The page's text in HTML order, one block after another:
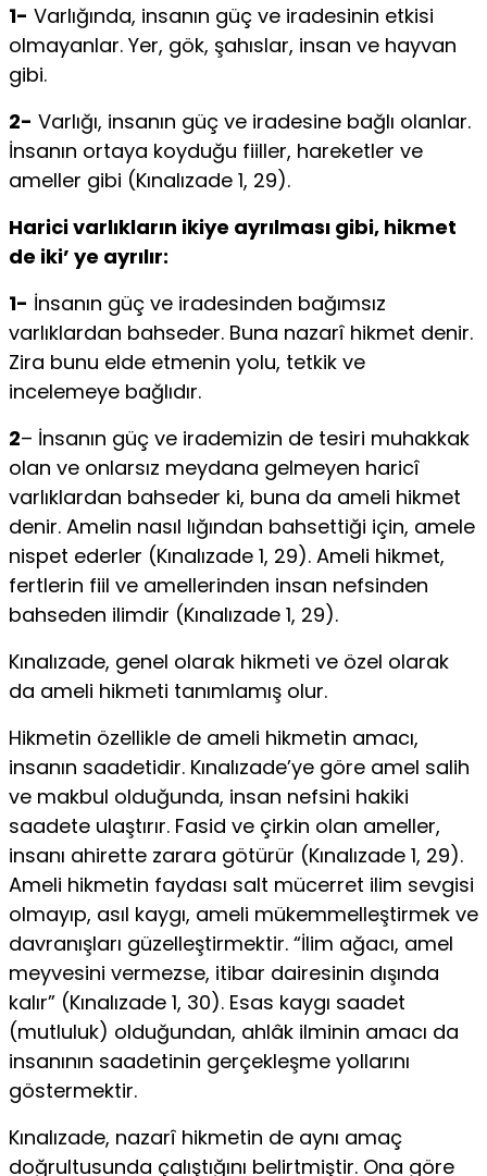
1- Varlığında, insanın güç ve iradesi­nin etkisi
olmayanlar. Yer, gök, şahıslar, insan ve hayvan
gibi.
2- Varlığı, insanın güç ve iradesine bağlı olanlar.
İnsanın ortaya koyduğu fiiller, hareketler ve
amel­ler gibi (Kınalızade 1, 29).
Harici varlıkların ikiye ayrılması gibi, hikmet
de iki’ ye ayrılır:
1- İnsanın güç ve iradesinden bağımsız
varlıklardan bahseder. Buna na­zarî hikmet denir.
Zira bunu elde etmenin yolu, tetkik ve
incelemeye bağlıdır.
2– İnsanın güç ve irademizin de tesiri muhakkak
olan ve onlarsız meydana gelmeyen haricî
varlıklardan bahseder ki, buna da ameli hikmet
denir. Amelin nasıl lığından bahsettiği için, amele
nispet ederler (Kınalızade 1, 29). Ameli hikmet,
fertlerin fi­il ve amellerinden insan nefsinden
bahseden ilimdir (Kınalızade 1, 29).
Kınalızade, genel olarak hikmeti ve özel olarak
da ameli hikmeti tanımlamış olur.
Hikmetin özellikle de ameli hikmetin amacı,
insanın saadetidir. Kınalızade’ye göre amel salih
ve makbul olduğunda, insan nefsini hakiki
saadete ulaştırır. Fasid ve çirkin olan ameller,
insanı ahirette zarara götürür (Kınalızade 1, 29).
Ameli hik­metin faydası salt mücerret ilim sevgisi
olmayıp, asıl kaygı, ameli mükemmelleş­tirmek ve
davranışları güzelleştirmektir. “İlim ağacı, amel
meyvesini vermezse, iti­bar dairesinin dışında
kalır” (Kınalızade 1, 30). Esas kaygı saadet
(mutluluk) oldu­ğundan, ahlâk ilminin amacı da
insanının saadetinin gerçekleşme yollarını
göster­mektir.
Kınalızade, nazarî hikmetin de aynı amaç
doğrultusunda çalıştığını belirt­miştir. Ona göre